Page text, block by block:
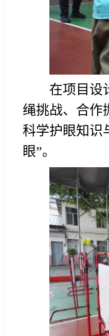
在项目设
绳挑战、合作
科学护眼知识
眼”。